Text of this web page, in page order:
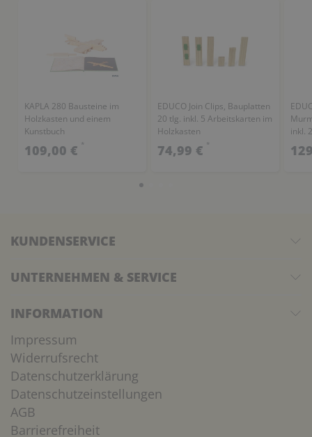
KAPLA 280 Bausteine im
Holzkasten und einem
Kunstbuch
109,00 € *
EDUCO Join Clips, Bauplatten
20 tlg. inkl. 5 Arbeitskarten im
Holzkasten
74,99 € *
inkl.
KUNDENSERVICE
UNTERNEHMEN & SERVICE
INFORMATION
Impressum
Widerrufsrecht
Datenschutzerklärung
Datenschutzeinstellungen
AGB
Barrierefreiheit